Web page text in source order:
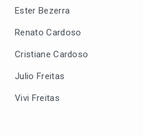
Ester Bezerra
Renato Cardoso
Cristiane Cardoso
Julio Freitas
Vivi Freitas